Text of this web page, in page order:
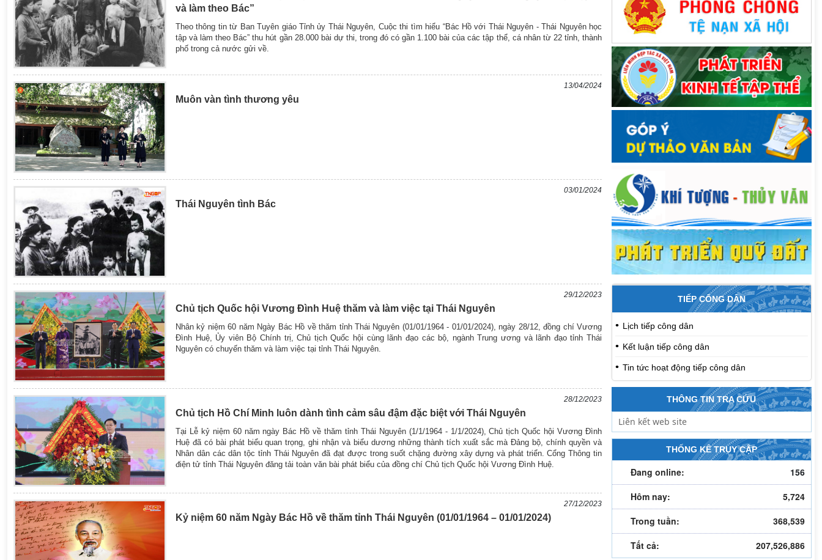
và làm theo Bác”
Theo thông tin từ Ban Tuyên giáo Tỉnh ủy Thái Nguyên, Cuộc thi tìm hiểu “Bác Hồ với Thái Nguyên - Thái Nguyên học
tập và làm theo Bác” thu hút gần 28.000 bài dự thi, trong đó có gần 1.100 bài của các tập thể, cá nhân từ 22 tỉnh, thành
phố trong cả nước gửi về.
13/04/2024
Muôn vàn tình thương yêu
03/01/2024
Thái Nguyên tình Bác
29/12/2023
Chủ tịch Quốc hội Vương Đình Huệ thăm và làm việc tại Thái Nguyên
Nhân kỷ niệm 60 năm Ngày Bác Hồ về thăm tỉnh Thái Nguyên (01/01/1964 - 01/01/2024), ngày 28/12, đồng chí Vương
Đình Huệ, Ủy viên Bộ Chính trị, Chủ tịch Quốc hội cùng lãnh đạo các bộ, ngành Trung ương và lãnh đạo tỉnh Thái
Nguyên có chuyến thăm và làm việc tại tỉnh Thái Nguyên.
28/12/2023
Chủ tịch Hồ Chí Minh luôn dành tình cảm sâu đậm đặc biệt với Thái Nguyên
Tại Lễ kỷ niệm 60 năm ngày Bác Hồ về thăm tỉnh Thái Nguyên (1/1/1964 - 1/1/2024), Chủ tịch Quốc hội Vương Đình
Huệ đã có bài phát biểu quan trọng, ghi nhận và biểu dương những thành tích xuất sắc mà Đảng bộ, chính quyền và
Nhân dân các dân tộc tỉnh Thái Nguyên đã đạt được trong suốt chặng đường xây dựng và phát triển. Cổng Thông tin
điện tử tỉnh Thái Nguyên đăng tải toàn văn bài phát biểu của đồng chí Chủ tịch Quốc hội Vương Đình Huệ.
27/12/2023
Kỷ niệm 60 năm Ngày Bác Hồ về thăm tỉnh Thái Nguyên (01/01/1964 – 01/01/2024)
TIẾP CÔNG DÂN
Lịch tiếp công dân
Kết luận tiếp công dân
Tin tức hoạt động tiếp công dân
THÔNG TIN TRA CỨU
THỐNG KÊ TRUY CẬP
Đang online:
156
Hôm nay:
5,724
Trong tuần:
368,539
Tất cả:
207,526,886